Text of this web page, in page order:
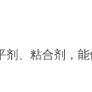
粘合剂，能